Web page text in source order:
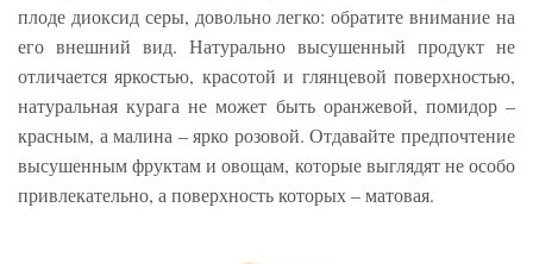
плоде диоксид серы, довольно легко: обратите внимание на
его внешний вид. Натурально высушенный продукт не
отличается яркостью, красотой и глянцевой поверхностью,
натуральная курага не может быть оранжевой, помидор –
красным, а малина – ярко розовой. Отдавайте предпочтение
высушенным фруктам и овощам, которые выглядят не особо
привлекательно, а поверхность которых – матовая.